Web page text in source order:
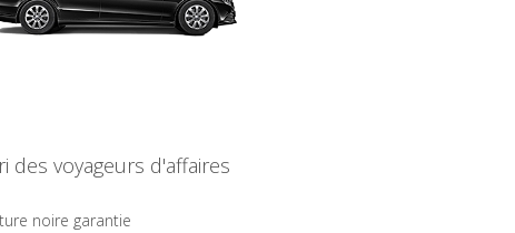
des voyageurs d'affaires
noire garantie